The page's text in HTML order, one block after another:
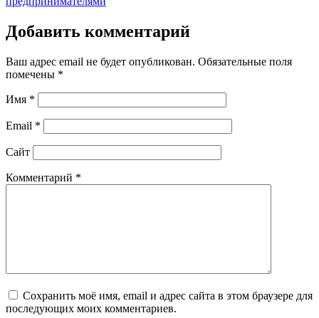
Добавить комментарий
Ваш адрес email не будет опубликован. Обязательные поля
помечены *
Имя *
Email *
Сайт
Комментарий *
Сохранить моё имя, email и адрес сайта в этом браузере для
последующих моих комментариев.